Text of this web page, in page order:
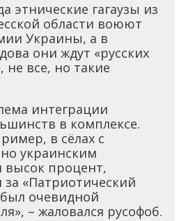
этнические гагаузы из
области воюют
Украины, а в
они ждут «русских
не все, но такие
интеграции
в комплексе.
в сёлах с
украинским
высок процент,
«Патриотический
очевидной
– жаловался русофоб.